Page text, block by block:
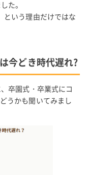
た。
という理由だけではな
今どき時代遅れ?
卒園式・卒業式にコ
うかも聞いてみまし